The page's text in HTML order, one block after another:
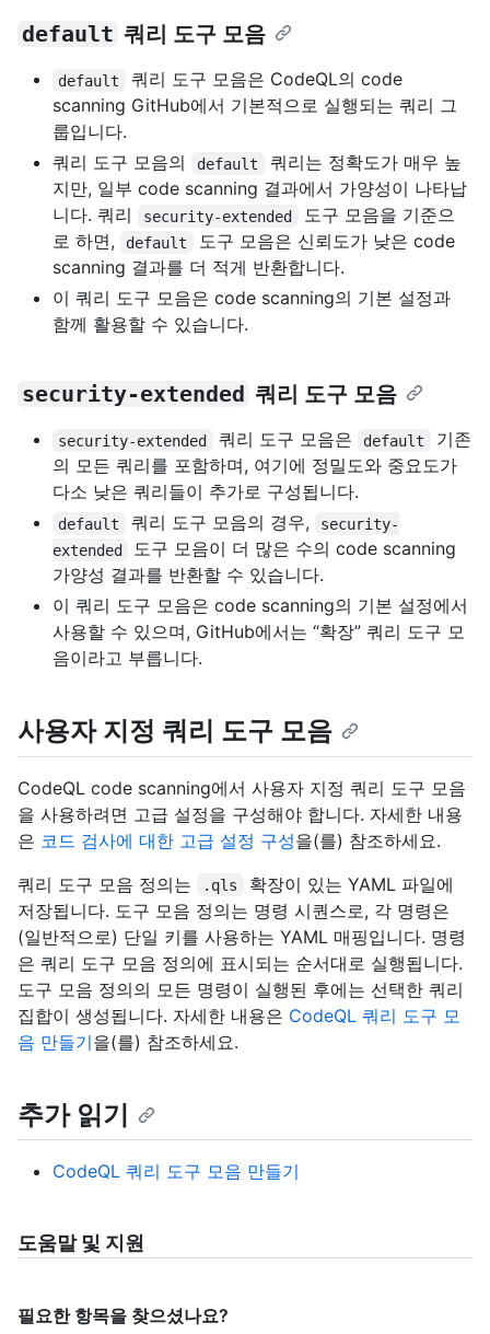
default 쿼리 도구 모음
default
쿼리 도구 모음은 CodeQL의 code
scanning GitHub에서 기본적으로 실행되는 쿼리 그
룹입니다.
쿼리 도구 모음의
default
쿼리는 정확도가 매우 높
지만, 일부 code scanning 결과에서 가양성이 나타납
니다. 쿼리
security-extended
도구 모음을 기준으
로 하면,
default
도구 모음은 신뢰도가 낮은 code
scanning 결과를 더 적게 반환합니다.
이 쿼리 도구 모음은 code scanning의 기본 설정과
함께 활용할 수 있습니다.
security-extended 쿼리 도구 모음
security-extended 쿼리 도구 모음은 default
기존
의 모든 쿼리를 포함하며, 여기에 정밀도와 중요도가
다소 낮은 쿼리들이 추가로 구성됩니다.
default 쿼리 도구 모음의 경우,
security-
extended
도구 모음이 더 많은 수의 code scanning
가양성 결과를 반환할 수 있습니다.
이 쿼리 도구 모음은 code scanning의 기본 설정에서
사용할 수 있으며, GitHub에서는 “확장” 쿼리 도구 모
음이라고 부릅니다.
사용자 지정 쿼리 도구 모음
CodeQL code scanning에서 사용자 지정 쿼리 도구 모음
을 사용하려면 고급 설정을 구성해야 합니다. 자세한 내용
은 코드 검사에 대한 고급 설정 구성을(를) 참조하세요.
쿼리 도구 모음 정의는
.qls
확장이 있는 YAML 파일에
저장됩니다. 도구 모음 정의는 명령 시퀀스로, 각 명령은
(일반적으로) 단일 키를 사용하는 YAML 매핑입니다. 명령
은 쿼리 도구 모음 정의에 표시되는 순서대로 실행됩니다.
도구 모음 정의의 모든 명령이 실행된 후에는 선택한 쿼리
집합이 생성됩니다. 자세한 내용은 CodeQL 쿼리 도구 모
음 만들기을(를) 참조하세요.
추가 읽기
CodeQL 쿼리 도구 모음 만들기
도움말 및 지원
필요한 항목을 찾으셨나요?